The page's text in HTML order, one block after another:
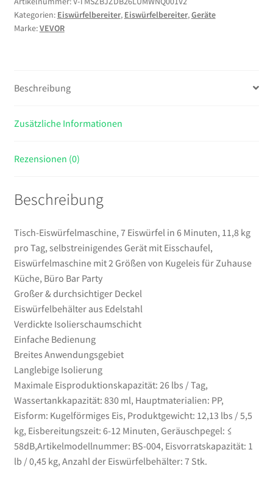
in
6
pro
selbstreinigendes
mit
mit
Größen
von
Kugeleis
für
Zuhause
Küche,
Büro
Bar
Party
Menge
Kategorien: Eiswürfelbereiter, Eiswürfelbereiter,Geräte
Marke:VEVOR
Beschreibung
Zusätzliche Informationen
Rezensionen (0)
Beschreibung
Tisch-Eiswürfelmaschine, 7 Eiswürfel in 6 Minuten, 11,8 kg
pro Tag, selbstreinigendes Gerät mit Eisschaufel,
Eiswürfelmaschine mit 2 Größen von Kugeleis für Zuhause
Küche, Büro Bar Party
Großer & durchsichtiger Deckel
Eiswürfelbehälter aus Edelstahl
Verdickte Isolierschaumschicht
Einfache Bedienung
Breites Anwendungsgebiet
Langlebige Isolierung
Maximale Eisproduktionskapazität: 26 lbs / Tag,
Wassertankkapazität: 830 ml, Hauptmaterialien: PP,
Eisform: Kugelförmiges Eis, Produktgewicht: 12,13 lbs / 5,5
kg, Eisbereitungszeit: 6-12 Minuten, Geräuschpegel: ≤
58dB,Artikelmodellnummer: BS-004, Eisvorratskapazität: 1
lb / 0,45 kg, Anzahl der Eiswürfelbehälter: 7 Stk.